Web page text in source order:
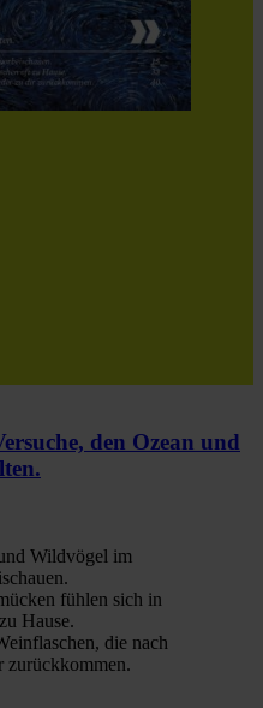
den Ozean und
Wildvögel im
fühlen sich in
Hause.
die nach
zurückkommen.